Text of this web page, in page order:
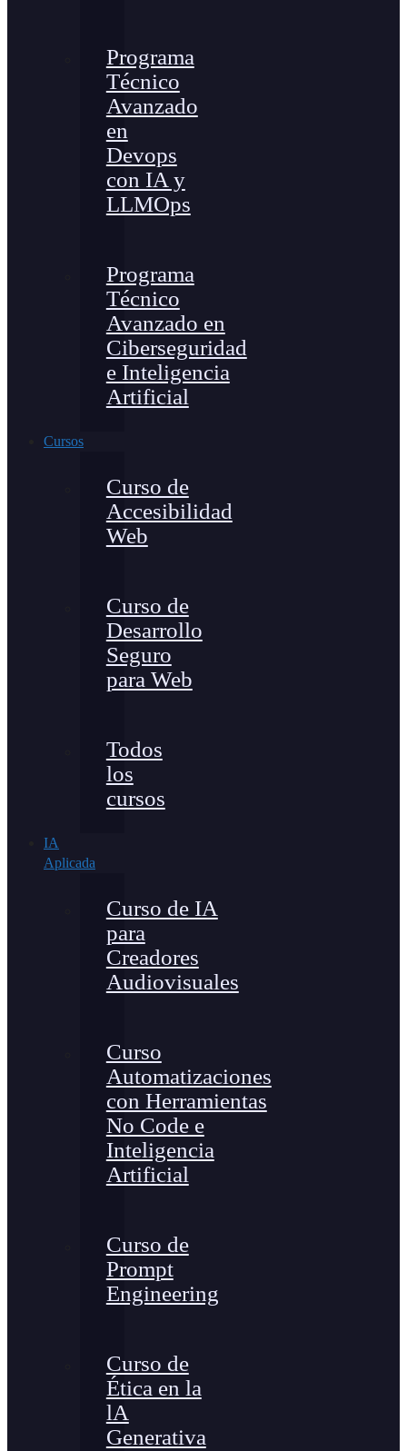
Programa
Técnico
Avanzado
en
Devops
con IA y
LLMOps
Programa
Técnico
Avanzado en
Ciberseguridad
e Inteligencia
Artificial
Cursos
Curso de
Accesibilidad
Web
Curso de
Desarrollo
Seguro
para Web
Todos
los
cursos
IA
Aplicada
Curso de IA
para
Creadores
Audiovisuales
Curso
Automatizaciones
con Herramientas
No Code e
Inteligencia
Artificial
Curso de
Prompt
Engineering
Curso de
Ética en la
lA
Generativa